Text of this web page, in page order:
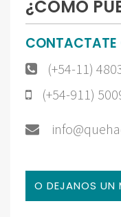
¿CÓMO
CONTACTATE
(+54-11)
(+54-911)
O DEJANOS UN